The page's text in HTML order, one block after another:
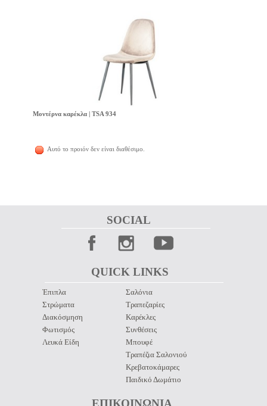
Μοντέρνα καρέκλα | TSA 934
Αυτό το προιόν δεν είναι διαθέσιμο.
QUICK LINKS
ΕΠΙΚΟΙΝΩΝΙΑ
SOCIAL
Έπιπλα
Στρώματα
Διακόσμηση
Φωτισμός
Λευκά Είδη
Σαλόνια
Τραπεζαρίες
Καρέκλες
Συνθέσεις
Μπουφέ
Τραπέζια Σαλονιού
Κρεβατοκάμαρες
Παιδικό Δωμάτιο